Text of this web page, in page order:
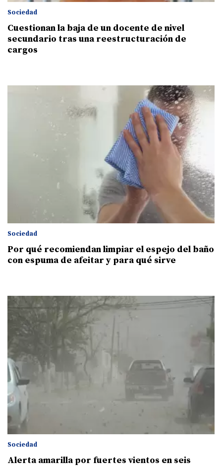
Sociedad
Cuestionan la baja de un docente de nivel
secundario tras una reestructuración de
cargos
Sociedad
Por qué recomiendan limpiar el espejo del baño
con espuma de afeitar y para qué sirve
Sociedad
Alerta amarilla por fuertes vientos en seis